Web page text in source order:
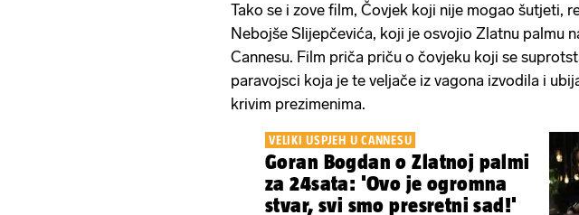
Tako se i zove film, Čovjek koji nije mogao šutjeti,
Nebojše Slijepčevića, koji je osvojio Zlatnu palmu
Cannesu. Film priča priču o čovjeku koji se
paravojsci koja je te veljače iz vagona izvodila i
krivim prezimenima.
VELIKI USPJEH U CANNESU
Goran Bogdan o Zlatnoj palmi
za 24sata: 'Ovo je ogromna
stvar, svi smo presretni sad!'